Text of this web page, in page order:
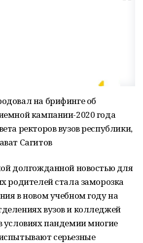
на брифинге об
кампании-2020 года
ректоров вузов республики,
Сагитов
долгожданной новостью для
родителей стала заморозка
в новом учебном году на
вузов и колледжей
условиях пандемии многие
серьезные